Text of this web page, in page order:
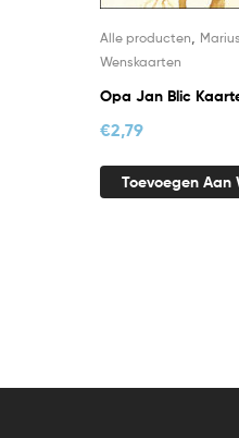
Alle producten
Wenskaarten
Opa Jan Blic
€2,79
Toevoegen Aan